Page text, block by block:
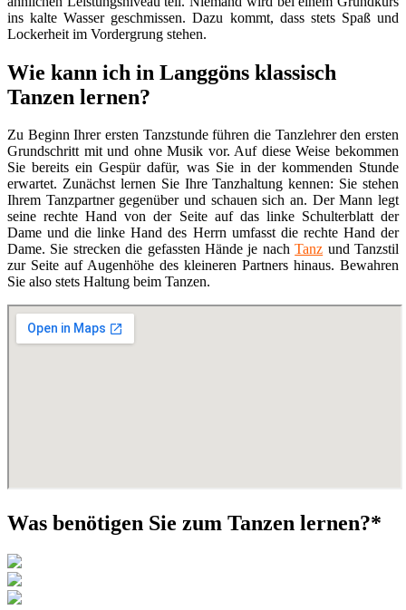
ins kalte Wasser geschmissen. Dazu kommt, dass stets Spaß und
Lockerheit im Vordergrung stehen.
Wie kann ich in Langgöns klassisch
Tanzen lernen?
Zu Beginn Ihrer ersten Tanzstunde führen die Tanzlehrer den ersten
Grundschritt mit und ohne Musik vor. Auf diese Weise bekommen
Sie bereits ein Gespür dafür, was Sie in der kommenden Stunde
erwartet. Zunächst lernen Sie Ihre Tanzhaltung kennen: Sie stehen
Ihrem Tanzpartner gegenüber und schauen sich an. Der Mann legt
seine rechte Hand von der Seite auf das linke Schulterblatt der
Dame und die linke Hand des Herrn umfasst die rechte Hand der
Dame. Sie strecken die gefassten Hände je nachTanz und Tanzstil
zur Seite auf Augenhöhe des kleineren Partners hinaus. Bewahren
Sie also stets Haltung beim Tanzen.
Was benötigen Sie zum Tanzen lernen?*